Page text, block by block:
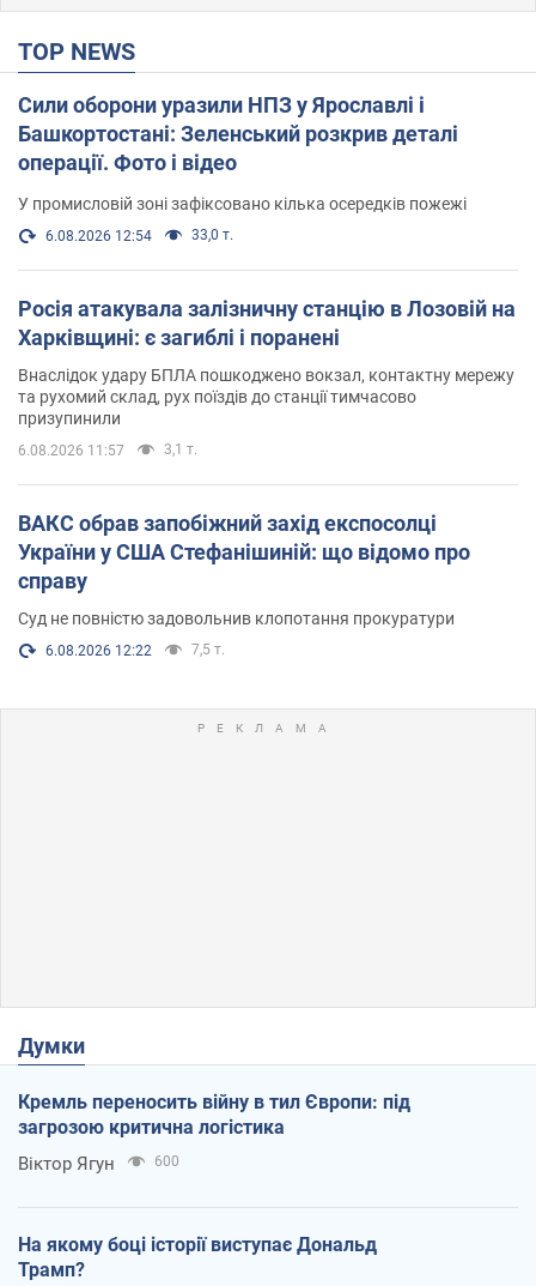
TOP NEWS
Сили оборони уразили НПЗ у Ярославлі і
Башкортостані: Зеленський розкрив деталі
операції. Фото і відео
У промисловій зоні зафіксовано кілька осередків пожежі
6.08.2026 12:54 33,0 т.
Росія атакувала залізничну станцію в Лозовій на
Харківщині: є загиблі і поранені
Внаслідок удару БПЛА пошкоджено вокзал, контактну мережу
та рухомий склад, рух поїздів до станції тимчасово
призупинили
6.08.2026 11:57 3,1 т.
ВАКС обрав запобіжний захід експосолці
України у США Стефанішиній: що відомо про
справу
Суд не повністю задовольнив клопотання прокуратури
6.08.2026 12:22 7,5 т.
Думки
Кремль переносить війну в тил Європи: під
загрозою критична логістика
Віктор Ягун 600
На якому боці історії виступає Дональд
Трамп?